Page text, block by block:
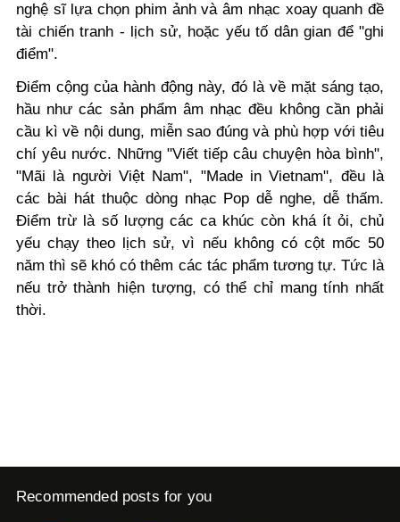
nghệ sĩ lựa chọn phim ảnh và âm nhạc xoay quanh đề
tài chiến tranh - lịch sử, hoặc yếu tố dân gian để "ghi
điểm".
Điểm cộng của hành động này, đó là về mặt sáng tạo,
hầu như các sản phẩm âm nhạc đều không cần phải
cầu kì về nội dung, miễn sao đúng và phù hợp với tiêu
chí yêu nước. Những "Viết tiếp câu chuyện hòa bình",
"Mãi là người Việt Nam", "Made in Vietnam", đều là
các bài hát thuộc dòng nhạc Pop dễ nghe, dễ thấm.
Điểm trừ là số lượng các ca khúc còn khá ít ỏi, chủ
yếu chạy theo lịch sử, vì nếu không có cột mốc 50
năm thì sẽ khó có thêm các tác phẩm tương tự. Tức là
nếu trở thành hiện tượng, có thể chỉ mang tính nhất
thời.
Recommended posts for you